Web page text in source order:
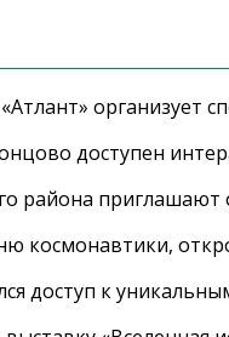
организует
доступен
района приглашают
космонавтики,
доступ к